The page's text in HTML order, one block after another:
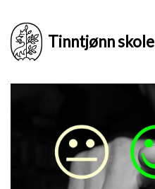
Tinntjønn skole